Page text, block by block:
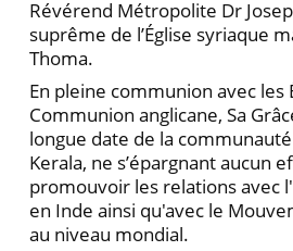
Révérend Métropolite Dr
suprême de l’Église syriaque
Thoma.
En pleine communion avec les
Communion anglicane, Sa
longue date de la
Kerala, ne s’épargnant aucun
promouvoir les relations avec
en Inde ainsi qu'avec le
au niveau mondial.